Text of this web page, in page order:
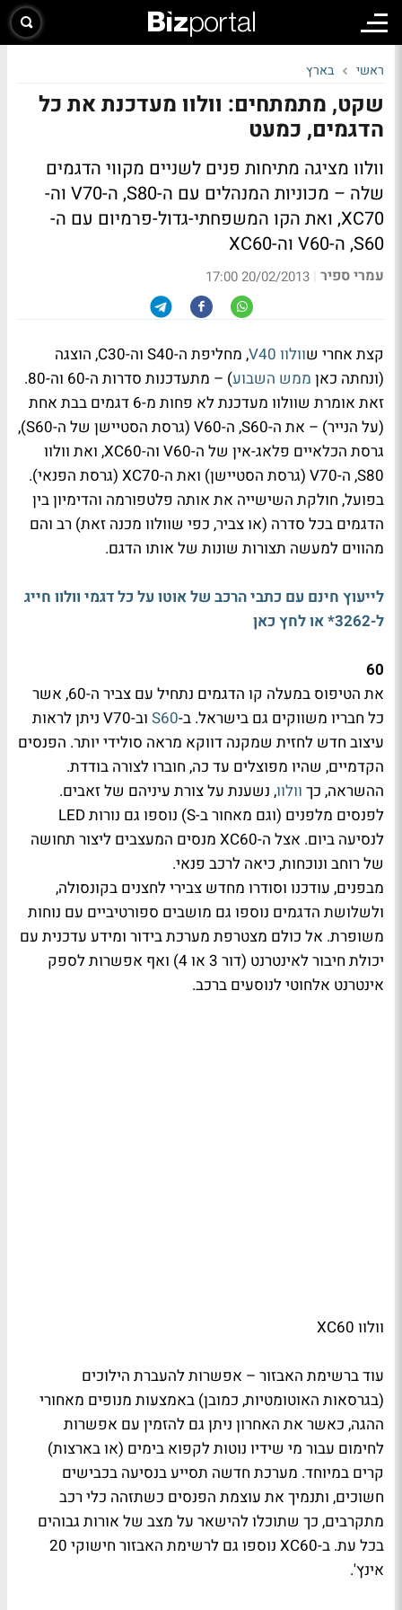
ראשי בארץ
שקט, מתמתחים: וולוו מעדכנת את כל
הדגמים, כמעט
וולוו מציגה מתיחות פנים לשניים מקווי הדגמים
שלה – מכוניות המנהלים עם ה-S80, ה-V70 וה-
XC70, ואת הקו המשפחתי-גדול-פרמיום עם ה-
S60, ה-V60 וה-XC60
עמרי ספיר |
20/02/2013 17:00
קצת אחרי שוולוו V40
, מחליפת ה-S40 וה-C30, הוצגה
(ונחתה כאן ממש השבוע
) – מתעדכנות סדרות ה-60 וה-80.
זאת אומרת שוולוו מעדכנת לא פחות מ-6 דגמים בבת אחת
(על הנייר) – את ה-S60, ה-V60 (גרסת הסטיישן של ה-S60),
גרסת הכלאיים פלאג-אין של ה-V60 וה-XC60, ואת וולוו
S80, ה-V70 (גרסת הסטיישן) ואת ה-XC70 (גרסת הפנאי).
בפועל, חולקת השישייה את אותה פלטפורמה והדימיון בין
הדגמים בכל סדרה (או צביר, כפי שוולוו מכנה זאת) רב והם
מהווים למעשה תצורות שונות של אותו הדגם.
לייעוץ חינם עם כתבי הרכב של אוטו על כל דגמי וולוו חייג
ל-3262* או לחץ כאן
60
את הטיפוס במעלה קו הדגמים נתחיל עם צביר ה-60, אשר
כל חבריו משווקים גם בישראל. ב-S60
וב-V70 ניתן לראות
עיצוב חדש לחזית שמקנה דווקא מראה סולידי יותר. הפנסים
הקדמיים, שהיו מפוצלים עד כה, חוברו לצורה בודדת.
ההשראה, כך וולוו, נשענת על צורת עיניהם של זאבים.
לפנסים מלפנים (וגם מאחור ב-S) נוספו גם נורות LED
לנסיעה ביום. אצל ה-XC60 מנסים המעצבים ליצור תחושה
של רוחב ונוכחות, כיאה לרכב פנאי.
מבפנים, עודכנו וסודרו מחדש צבירי לחצנים בקונסולה,
ולשלושת הדגמים נוספו גם מושבים ספורטיביים עם נוחות
משופרת. אל כולם מצטרפת מערכת בידור ומידע עדכנית עם
יכולת חיבור לאינטרנט (דור 3 או 4) ואף אפשרות לספק
אינטרנט אלחוטי לנוסעים ברכב.
וולוו XC60
עוד ברשימת האבזור – אפשרות להעברת הילוכים
(בגרסאות האוטומטיות, כמובן) באמצעות מנופים מאחורי
ההגה, כאשר את האחרון ניתן גם להזמין עם אפשרות
לחימום עבור מי שידיו נוטות לקפוא בימים (או בארצות)
קרים במיוחד. מערכת חדשה תסייע בנסיעה בכבישים
חשוכים, ותנמיך את עוצמת הפנסים כשתזהה כלי רכב
מתקרבים, כך שתוכלו להישאר על מצב של אורות גבוהים
בכל עת. ב-XC60 נוספו גם לרשימת האבזור חישוקי 20
אינץ'.